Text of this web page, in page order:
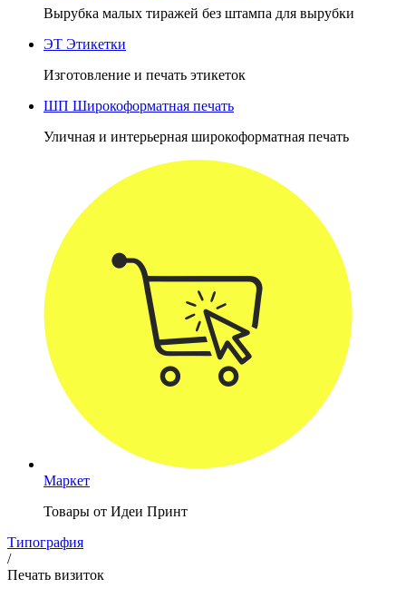
Вырубка малых тиражей без штампа для вырубки
ЭТ Этикетки
Изготовление и печать этикеток
ШП Широкоформатная печать
Уличная и интерьерная широкоформатная печать
Маркет
Товары от Идеи Принт
Типография
/
Печать визиток